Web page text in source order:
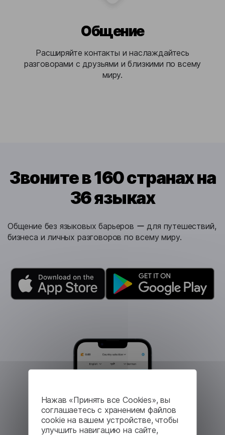
Нажав «Принять все Cookies», вы
соглашаетесь с хранением файлов
cookie на вашем устройстве, чтобы
улучшить навигацию на сайте,
Общение
Расширяйте контакты и наслаждайтесь
разговорами с друзьями и близкими по всему
миру.
Звоните в 160 странах на
36 языках
Общение без языковых барьеров ー для путешествий,
бизнеса и личных разговоров по всему миру.